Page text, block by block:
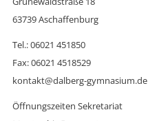
63739 Aschaffenburg
Tel.: 06021 451850
Fax: 06021 4518529
kontakt@dalberg-gymnasium.de
Öffnungszeiten Sekretariat